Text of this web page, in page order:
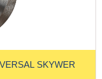
SKYWER